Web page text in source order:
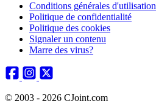
Conditions générales d'utilisation
Politique de confidentialité
Politique des cookies
Signaler un contenu
Marre des virus?
© 2003 - 2026 CJoint.com